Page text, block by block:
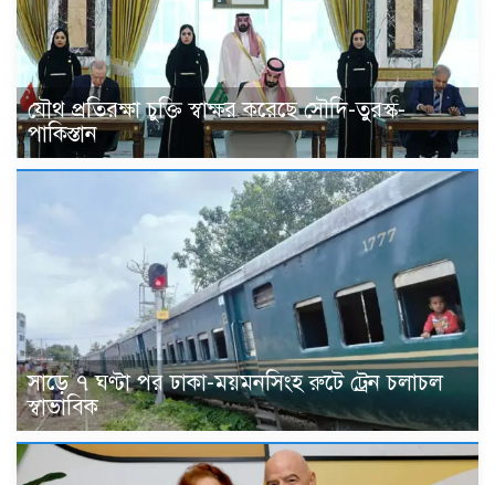
যৌথ প্রতিরক্ষা চুক্তি স্বাক্ষর করেছে সৌদি-তুরস্ক-
পাকিস্তান
সাড়ে ৭ ঘণ্টা পর ঢাকা-ময়মনসিংহ রুটে ট্রেন চলাচল
স্বাভাবিক